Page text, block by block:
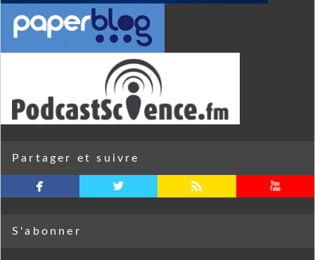
Partager et suivre
facebook twitterbird rss youtube
S'abonner